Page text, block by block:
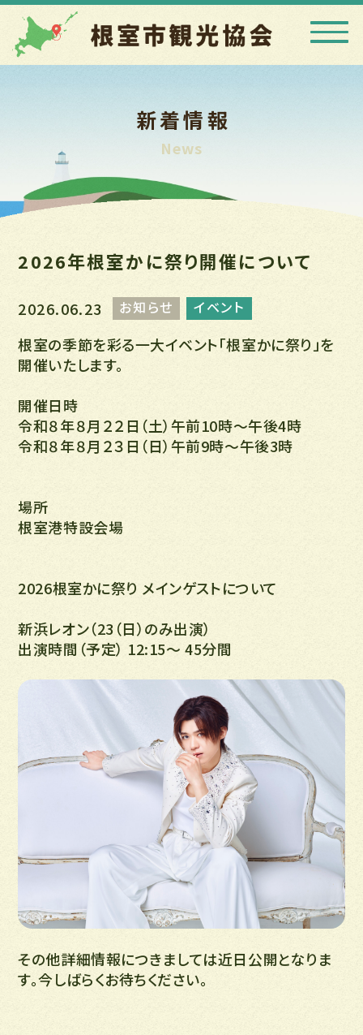
新着情報
News
2026年根室かに祭り開催について
2026.06.23 お知らせ イベント
根室の季節を彩る一大イベント「根室かに祭り」を
開催いたします。
開催日時
令和８年８月２２日（土）午前10時〜午後4時
令和８年８月２３日（日）午前9時〜午後3時
場所
​根室港特設会場
2026根室かに祭り メインゲストについて
新浜レオン（23（日）のみ出演）
出演時間（予定） 12:15〜 45分間
その他詳細情報につきましては近日公開となりま
す。今しばらくお待ちください。